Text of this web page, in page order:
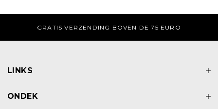
GRATIS AFHALEN IN DE WINKEL
LINKS
ONDEK